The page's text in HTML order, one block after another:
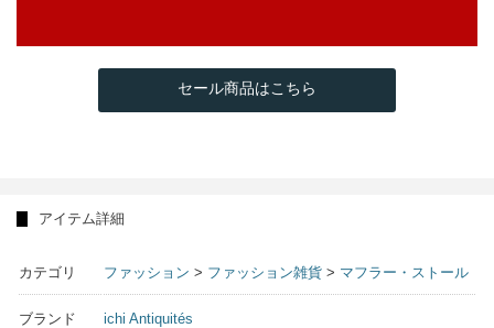
セール商品はこちら
アイテム詳細
カテゴリ ファッション > ファッション雑貨 > マフラー・ストール
ブランド ichi Antiquités